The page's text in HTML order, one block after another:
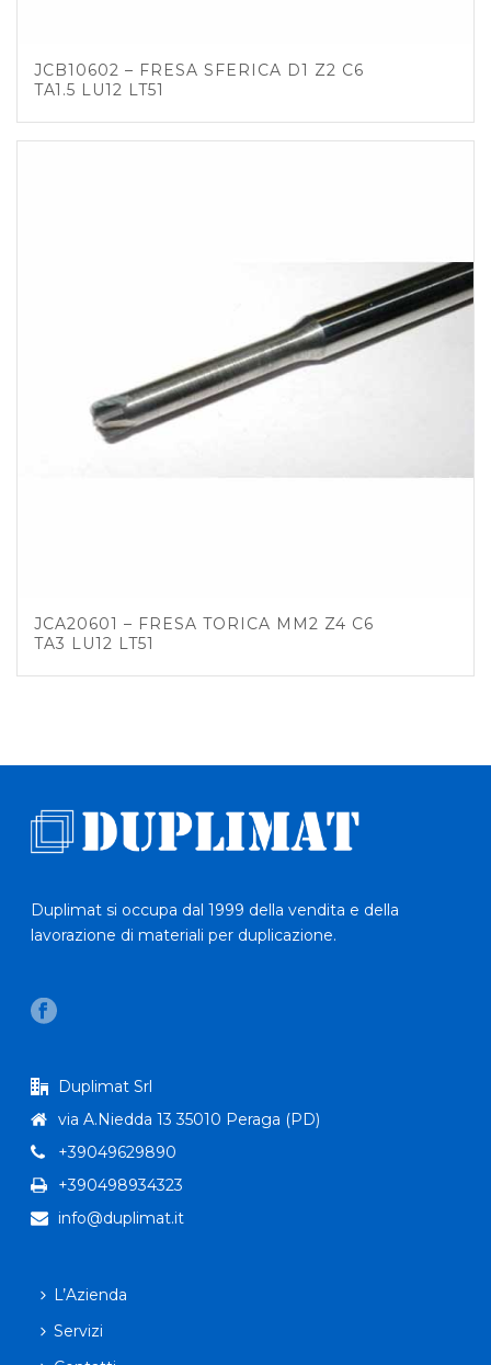
JCB10602 – FRESA SFERICA D1 Z2 C6
TA1.5 LU12 LT51
JCA20601 – FRESA TORICA MM2 Z4 C6
TA3 LU12 LT51
Duplimat si occupa dal 1999 della vendita e della
lavorazione di materiali per duplicazione.
Duplimat Srl
via A.Niedda 13 35010 Peraga (PD)
+39049629890
+390498934323
info@duplimat.it
L’Azienda
Servizi